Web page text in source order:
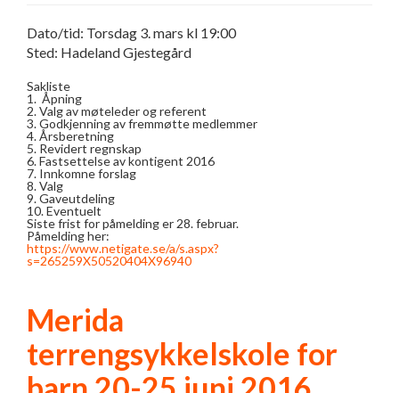
Dato/tid: Torsdag 3. mars kl 19:00
Sted: Hadeland Gjestegård
Sakliste
1. Åpning
2. Valg av møteleder og referent
3. Godkjenning av fremmøtte medlemmer
4. Årsberetning
5. Revidert regnskap
6. Fastsettelse av kontigent 2016
7. Innkomne forslag
8. Valg
9. Gaveutdeling
10. Eventuelt
Siste frist for påmelding er 28. februar.
Påmelding her:
https://www.netigate.se/a/s.aspx?
s=265259X50520404X96940
Merida
terrengsykkelskole for